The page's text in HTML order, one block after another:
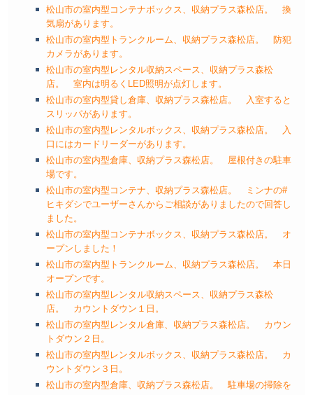
松山市の室内型コンテナボックス、収納プラス森松店。 換
気扇があります。
松山市の室内型トランクルーム、収納プラス森松店。 防犯
カメラがあります。
松山市の室内型レンタル収納スペース、収納プラス森松
店。 室内は明るくLED照明が点灯します。
松山市の室内型貸し倉庫、収納プラス森松店。 入室すると
スリッパがあります。
松山市の室内型レンタルボックス、収納プラス森松店。 入
口にはカードリーダーがあります。
松山市の室内型倉庫、収納プラス森松店。 屋根付きの駐車
場です。
松山市の室内型コンテナ、収納プラス森松店。 ミンナの#
ヒキダシでユーザーさんからご相談がありましたので回答し
ました。
松山市の室内型コンテナボックス、収納プラス森松店。 オ
ープンしました！
松山市の室内型トランクルーム、収納プラス森松店。 本日
オープンです。
松山市の室内型レンタル収納スペース、収納プラス森松
店。 カウントダウン１日。
松山市の室内型レンタル倉庫、収納プラス森松店。 カウン
トダウン２日。
松山市の室内型レンタルボックス、収納プラス森松店。 カ
ウントダウン３日。
松山市の室内型倉庫、収納プラス森松店。 駐車場の掃除を